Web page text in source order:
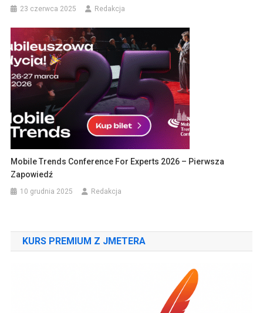
23 czerwca 2025 Redakcja
Mobile Trends Conference For Experts 2026 – Pierwsza
Zapowiedź
10 grudnia 2025 Redakcja
KURS PREMIUM Z JMETERA